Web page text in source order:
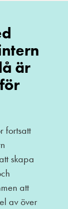
är
fortsatt
skapa
att
av över